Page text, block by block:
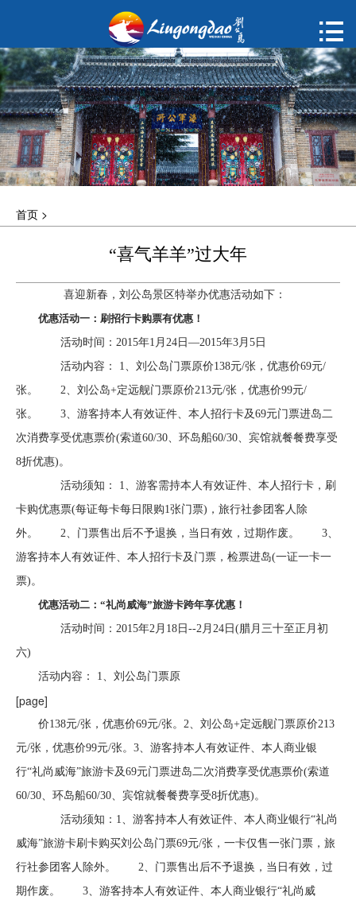
购票
概况
动态
指南
建议

首页 >
“喜气羊羊”过大年
喜迎新春，刘公岛景区特举办优惠活动如下：
优惠活动一：刷招行卡购票有优惠！
活动时间：2015年1月24日—2015年3月5日
活动内容： 1、刘公岛门票原价138元/张，优惠价69元/
张。 2、刘公岛+定远舰门票原价213元/张，优惠价99元/
张。 3、游客持本人有效证件、本人招行卡及69元门票进岛二
次消费享受优惠票价(索道60/30、环岛船60/30、宾馆就餐餐费享受
8折优惠)。
活动须知： 1、游客需持本人有效证件、本人招行卡，刷
卡购优惠票(每证每卡每日限购1张门票)，旅行社参团客人除
外。 2、门票售出后不予退换，当日有效，过期作废。 3、
游客持本人有效证件、本人招行卡及门票，检票进岛(一证一卡一
票)。
优惠活动二：“礼尚威海”旅游卡跨年享优惠！
活动时间：2015年2月18日--2月24日(腊月三十至正月初
六)
活动内容： 1、刘公岛门票原
[page]
价138元/张，优惠价69元/张。2、刘公岛+定远舰门票原价213
元/张，优惠价99元/张。3、游客持本人有效证件、本人商业银
行“礼尚威海”旅游卡及69元门票进岛二次消费享受优惠票价(索道
60/30、环岛船60/30、宾馆就餐餐费享受8折优惠)。
活动须知：1、游客持本人有效证件、本人商业银行“礼尚
威海”旅游卡刷卡购买刘公岛门票69元/张，一卡仅售一张门票，旅
行社参团客人除外。 2、门票售出后不予退换，当日有效，过
期作废。 3、游客持本人有效证件、本人商业银行“礼尚威